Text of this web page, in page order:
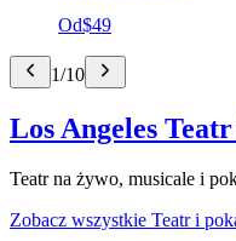
Od$49
1/10
Los Angeles
Teatr na żywo, musicale i
Zobacz wszystkie Teatr i